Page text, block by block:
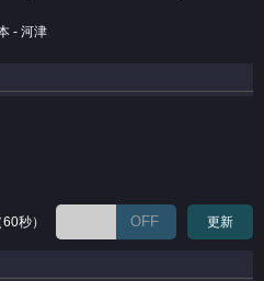
- 河津
秒） OFF 更新